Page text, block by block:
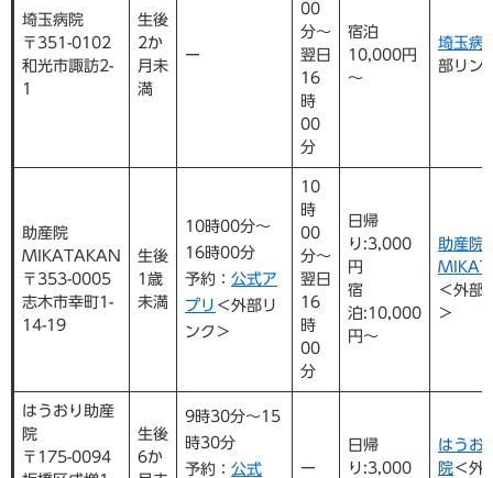
埼玉病院
〒351-0102
和光市諏訪2-
1
生後
2か
月未
満
ー
00
分～
翌日
16
時
00
分
宿泊
10,000円
～
埼玉病
部リン
助産院
MIKATAKAN
〒353-0005
志木市幸町1-
14-19
生後
1歳
未満
10時00分～
16時00分
予約： 公式ア
プリ ＜外部リ
ンク＞
10
時
00
分～
翌日
16
時
00
分
日帰
り:3,000
円
宿
泊:10,000
円～
助産院
＜外部
＞
はうおり助産
院
〒175-0094
生後
6か
9時30分～15
時30分
予約： 公式
ー
日帰
り:3,000
はうお
院＜外